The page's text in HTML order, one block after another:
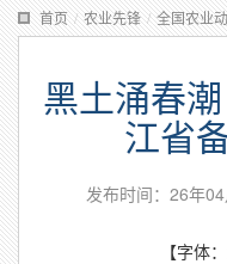
首页 / 农业先锋 / 全国农业
黑土涌春
江省
发布时间：26年
【字体：